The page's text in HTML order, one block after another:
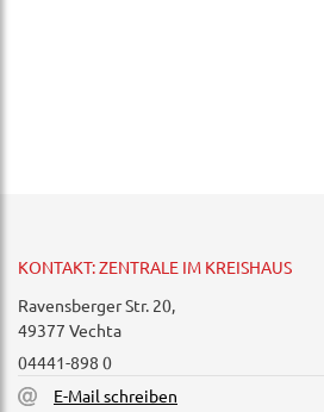
KONTAKT: ZENTRALE IM KREISHAUS
Ravensberger Str. 20,
49377 Vechta
04441-898 0
E-Mail schreiben